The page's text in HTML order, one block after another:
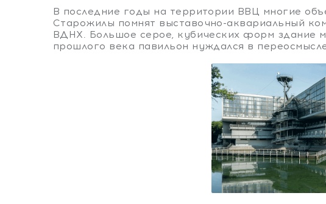
В последние годы на территории ВВЦ многие
Старожилы помнят выставочно-аквариальный
ВДНХ. Большое серое, кубических форм здание
прошлого века павильон нуждался в